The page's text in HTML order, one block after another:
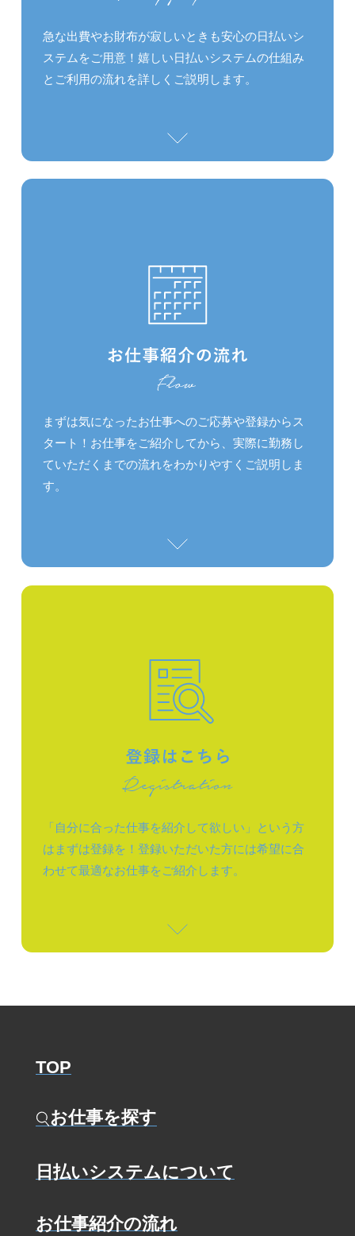
個人情報に関するお問い合わせ、相談及び
苦情への対応は下記の窓口で適切に実施し
ます。
とともに、従業員各自の教育と啓発に努め、
常に個人情報保護に対する意義の高揚を図り
ます。
急な出費やお財布が寂しいときも安心の日払いシ
ステムをご用意！嬉しい日払いシステムの仕組み
とご利用の流れを詳しくご説明します。
まずは気になったお仕事へのご応募や登録からス
タート！お仕事をご紹介してから、実際に勤務し
ていただくまでの流れをわかりやすくご説明しま
す。
「自分に合った仕事を紹介して欲しい」という方
はまずは登録を！登録いただいた方には希望に合
わせて最適なお仕事をご紹介します。
TOP
お仕事を探す
日払いシステムについて
お仕事紹介の流れ